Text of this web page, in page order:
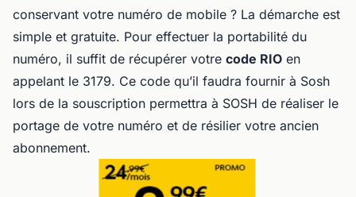
conservant votre numéro de mobile ? La démarche est
simple et gratuite. Pour effectuer la portabilité du
numéro, il suffit de récupérer votre code RIO en
appelant le 3179. Ce code qu’il faudra fournir à Sosh
lors de la souscription permettra à SOSH de réaliser le
portage de votre numéro et de résilier votre ancien
abonnement.